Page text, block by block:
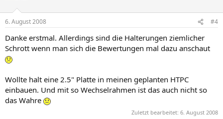
6. August 2008 #4
Danke erstmal. Allerdings sind die Halterungen ziemlicher
Schrott wenn man sich die Bewertungen mal dazu anschaut
Wollte halt eine 2.5" Platte in meinen geplanten HTPC
einbauen. Und mit so Wechselrahmen ist das auch nicht so
das Wahre
Zuletzt bearbeitet: 6. August 2008